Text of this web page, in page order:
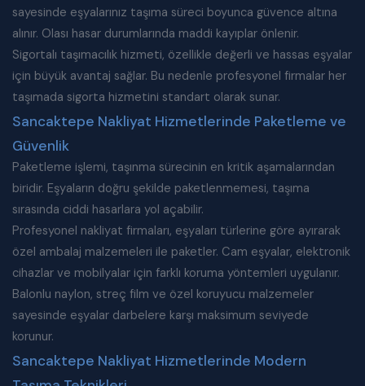
sayesinde eşyalarınız taşıma süreci boyunca güvence altına
alınır. Olası hasar durumlarında maddi kayıplar önlenir.
Sigortalı taşımacılık hizmeti, özellikle değerli ve hassas eşyalar
için büyük avantaj sağlar. Bu nedenle profesyonel firmalar her
taşımada sigorta hizmetini standart olarak sunar.
Sancaktepe Nakliyat Hizmetlerinde Paketleme ve
Güvenlik
Paketleme işlemi, taşınma sürecinin en kritik aşamalarından
biridir. Eşyaların doğru şekilde paketlenmemesi, taşıma
sırasında ciddi hasarlara yol açabilir.
Profesyonel nakliyat firmaları, eşyaları türlerine göre ayırarak
özel ambalaj malzemeleri ile paketler. Cam eşyalar, elektronik
cihazlar ve mobilyalar için farklı koruma yöntemleri uygulanır.
Balonlu naylon, streç film ve özel koruyucu malzemeler
sayesinde eşyalar darbelere karşı maksimum seviyede
korunur.
Sancaktepe Nakliyat Hizmetlerinde Modern